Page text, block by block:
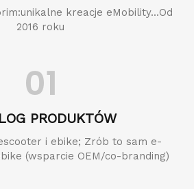
kreacje eMobility...Od
2016 roku
01
PRODUKTÓW
i ebike; Zrób to sam e-
(wsparcie OEM/co-branding)